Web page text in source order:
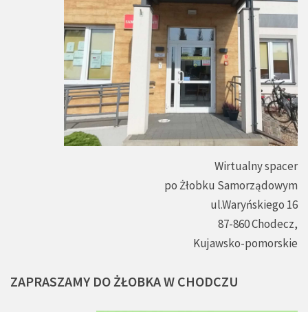
Wirtualny spacer
po Żłobku Samorządowym
ul.Waryńskiego 16
87-860 Chodecz,
Kujawsko-pomorskie
ZAPRASZAMY DOŻŁOBKAW CHODCZU